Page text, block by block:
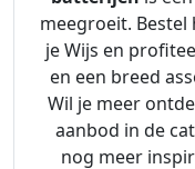
meegroeit. Bestel
je Wijs en
en een breed
Wil je meer
aanbod in de
nog meer